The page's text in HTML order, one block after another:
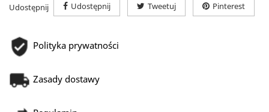
Udostępnij Udostępnij Tweetuj Pinterest
Polityka prywatności
Zasady dostawy